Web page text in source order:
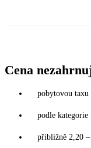
Cena
pobytovou taxu
podle kategorie
přibližně 2,20 –